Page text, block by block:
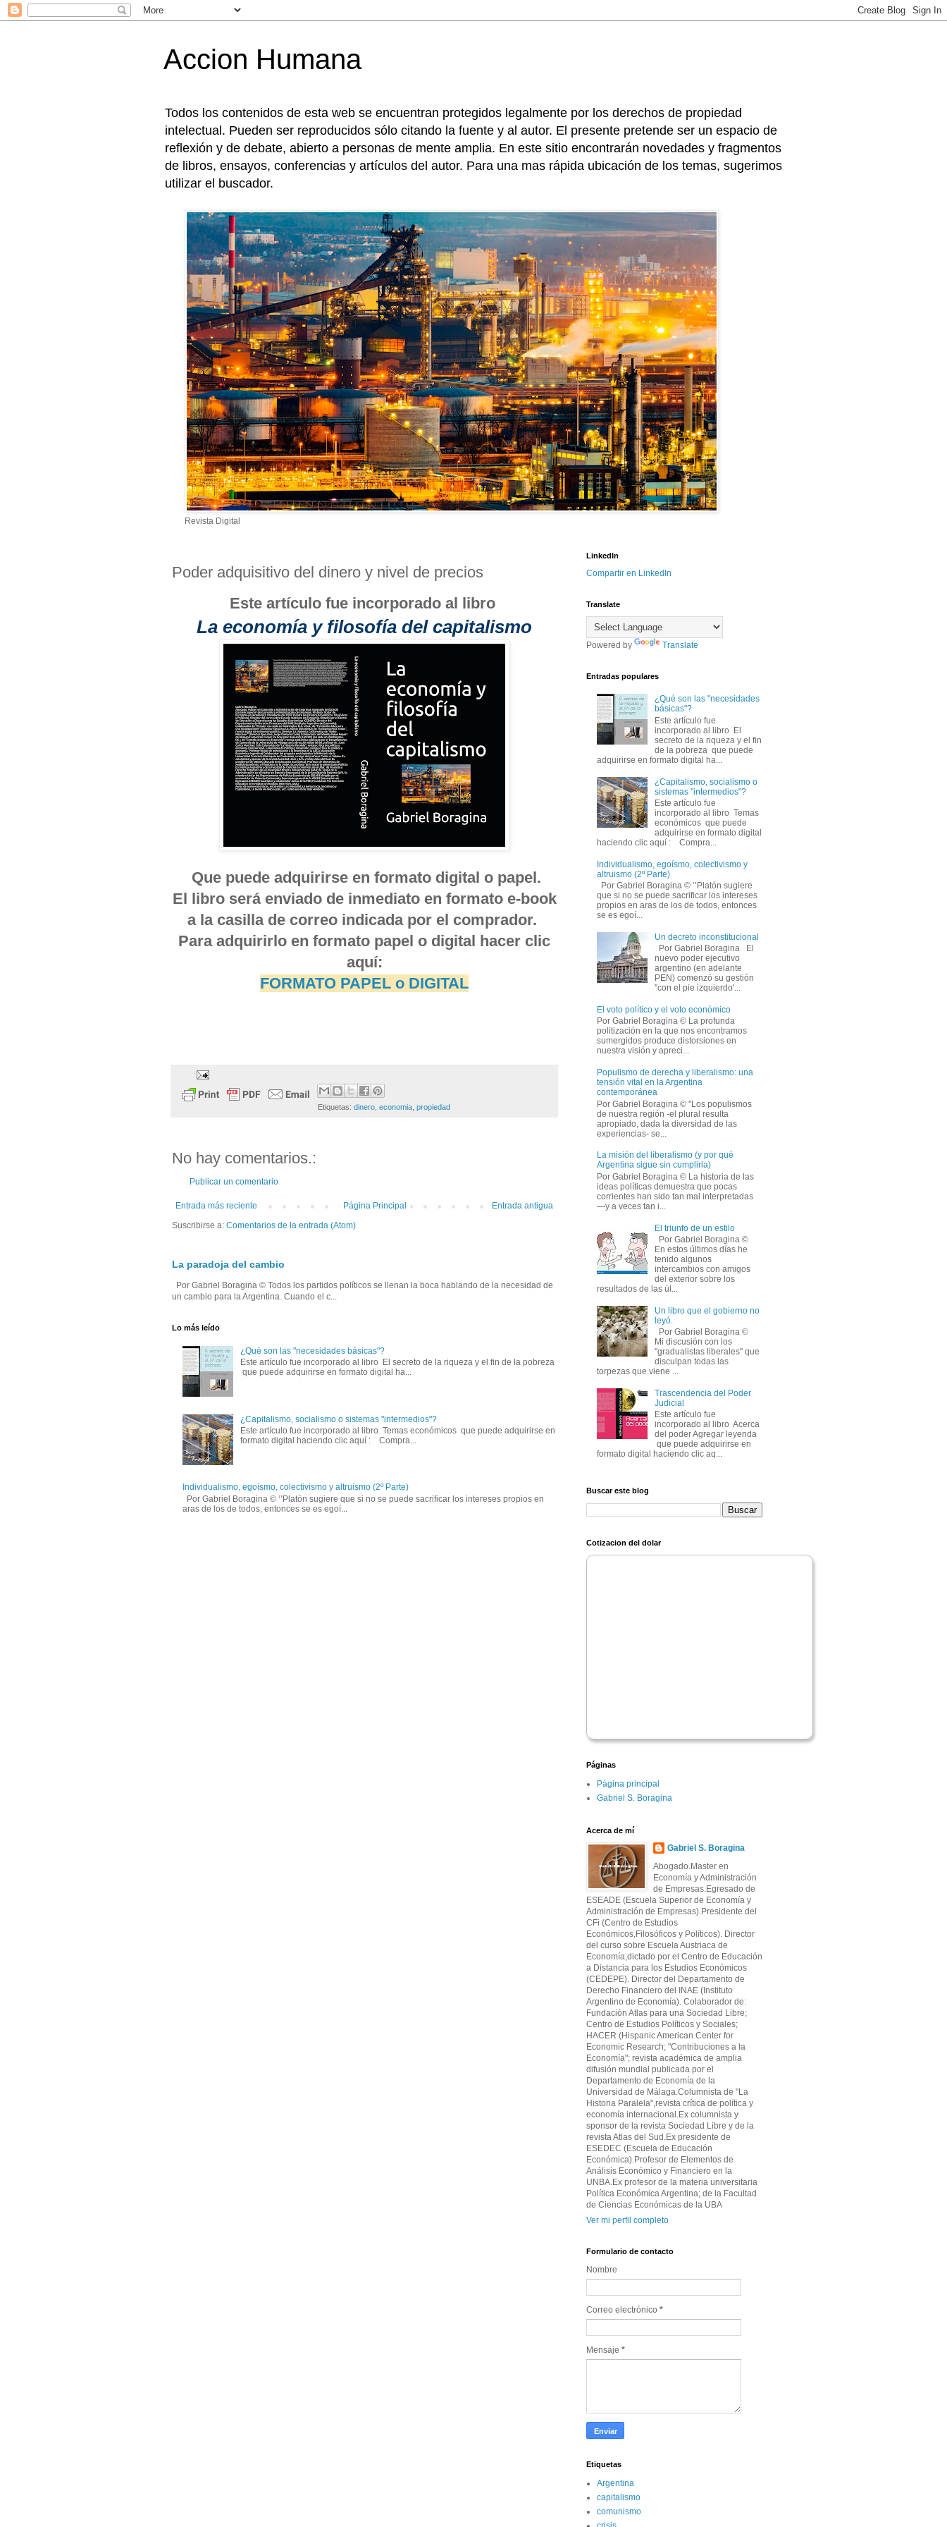
Accion Humana
Todos los contenidos de esta web se encuentran protegidos legalmente por los derechos de propiedad
intelectual. Pueden ser reproducidos sólo citando la fuente y al autor. El presente pretende ser un espacio de
reflexión y de debate, abierto a personas de mente amplia. En este sitio encontrarán novedades y fragmentos
de libros, ensayos, conferencias y artículos del autor. Para una mas rápida ubicación de los temas, sugerimos
utilizar el buscador.
Revista Digital
Poder adquisitivo del dinero y nivel de precios
Este artículo fue incorporado al libro
La economía y filosofía del capitalismo
Que puede adquirirse en formato digital o papel.
El libro será enviado de inmediato en formato e-book
a la casilla de correo indicada por el comprador.
Para adquirirlo en formato papel o digital hacer clic
aquí:
FORMATO PAPEL o DIGITAL
Etiquetas:dinero,economia,propiedad
No hay comentarios.:
Publicar un comentario
Entrada más reciente Entrada antigua
Página Principal
Suscribirse a: Comentarios de la entrada (Atom)
La paradoja del cambio
Por Gabriel Boragina © Todos los partidos políticos se llenan la boca hablando de la necesidad de
un cambio para la Argentina. Cuando el c...
Lo más leído
¿Qué son las "necesidades básicas"?
Este artículo fue incorporado al libro El secreto de la riqueza y el fin de la pobreza
que puede adquirirse en formato digital ha...
¿Capitalismo, socialismo o sistemas "intermedios"?
Este artículo fue incorporado al libro Temas económicos que puede adquirirse en
formato digital haciendo clic aquí : Compra...
Individualismo, egoísmo, colectivismo y altruismo (2º Parte)
Por Gabriel Boragina © ‘’Platón sugiere que si no se puede sacrificar los intereses propios en
aras de los de todos, entonces se es egoí...
LinkedIn
Compartir en LinkedIn
Translate
Powered by Translate
Entradas populares
¿Qué son las "necesidades
básicas"?
Este artículo fue
incorporado al libro El
secreto de la riqueza y el fin
de la pobreza que puede
adquirirse en formato digital ha...
¿Capitalismo, socialismo o
sistemas "intermedios"?
Este artículo fue
incorporado al libro Temas
económicos que puede
adquirirse en formato digital
haciendo clic aquí : Compra...
Individualismo, egoísmo, colectivismo y
altruismo (2º Parte)
Por Gabriel Boragina © ‘’Platón sugiere
que si no se puede sacrificar los intereses
propios en aras de los de todos, entonces
se es egoí...
Un decreto inconstitucional
Por Gabriel Boragina El
nuevo poder ejecutivo
argentino (en adelante
PEN) comenzó su gestión
''con el pie izquierdo'...
El voto político y el voto económico
Por Gabriel Boragina © La profunda
politización en la que nos encontramos
sumergidos produce distorsiones en
nuestra visión y apreci...
Populismo de derecha y liberalismo: una
tensión vital en la Argentina
contemporánea
Por Gabriel Boragina © ''Los populismos
de nuestra región -el plural resulta
apropiado, dada la diversidad de las
experiencias- se...
La misión del liberalismo (y por qué
Argentina sigue sin cumplirla)
Por Gabriel Boragina © La historia de las
ideas políticas demuestra que pocas
corrientes han sido tan mal interpretadas
—y a veces tan i...
El triunfo de un estilo
Por Gabriel Boragina ©
En estos últimos días he
tenido algunos
intercambios con amigos
del exterior sobre los
resultados de las úl...
Un libro que el gobierno no
leyó.
Por Gabriel Boragina ©
Mi discusión con los
''gradualistas liberales'' que
disculpan todas las
torpezas que viene ...
Trascendencia del Poder
Judicial
Este artículo fue
incorporado al libro Acerca
del poder Agregar leyenda
que puede adquirirse en
formato digital haciendo clic aq...
Buscar este blog
Cotizacion del dolar
Páginas
Página principal
Gabriel S. Boragina
Acerca de mí
Gabriel S. Boragina
Abogado.Master en
Economía y Administración
de Empresas.Egresado de
ESEADE (Escuela Superior de Economía y
Administración de Empresas).Presidente del
CFi (Centro de Estudios
Económicos,Filosóficos y Políticos). Director
del curso sobre Escuela Austriaca de
Economía,dictado por el Centro de Educación
a Distancia para los Estudios Económicos
(CEDEPE). Director del Departamento de
Derecho Financiero del INAE (Instituto
Argentino de Economía). Colaborador de:
Fundación Atlas para una Sociedad Libre;
Centro de Estudios Políticos y Sociales;
HACER (Hispanic American Center for
Economic Research; "Contribuciones a la
Economía"; revista académica de amplia
difusión mundial publicada por el
Departamento de Economía de la
Universidad de Málaga.Columnista de "La
Historia Paralela",revista crítica de política y
economía internacional.Ex columnista y
sponsor de la revista Sociedad Libre y de la
revista Atlas del Sud.Ex presidente de
ESEDEC (Escuela de Educación
Económica).Profesor de Elementos de
Análisis Económico y Financiero en la
UNBA.Ex profesor de la materia universitaria
Política Económica Argentina; de la Facultad
de Ciencias Económicas de la UBA
Ver mi perfil completo
Formulario de contacto
Nombre
Correo electrónico *
Mensaje *
Etiquetas
Argentina
capitalismo
comunismo